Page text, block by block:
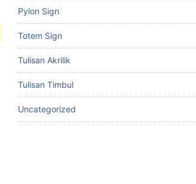
Pylon Sign
Totem Sign
Tulisan Akrilik
Tulisan Timbul
Uncategorized